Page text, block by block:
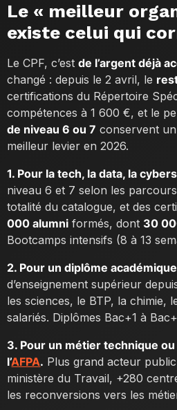
Le « meilleur
existe celui qui
Le CPF, c’estde l’argent déjà
changé : depuis le 2 avril, le
certifications du Répertoire
compétences à 1 600 €, et le
de niveau 6 ou 7 conservent
meilleur levier en 2026.
1. Pour la tech, la data, la
niveau 6 et 7 selon les
totalité du catalogue, et des
000 alumni formés, dont 30
Bootcamps intensifs (8 à 13
2. Pour un diplôme
d’enseignement supérieur
les sciences, le BTP, la chimie,
salariés. Diplômes Bac+1 à
3. Pour un métier technique
l’AFPA. Plus grand acteur
ministère du Travail, +280
les reconversions vers les